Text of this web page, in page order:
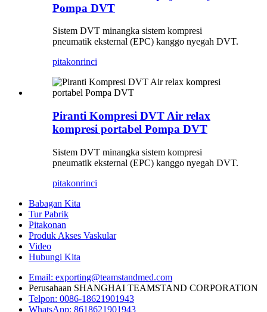
Pompa DVT
Sistem DVT minangka sistem kompresi
pneumatik eksternal (EPC) kanggo nyegah DVT.
pitakonrinci
Piranti Kompresi DVT Air relax
kompresi portabel Pompa DVT
Sistem DVT minangka sistem kompresi
pneumatik eksternal (EPC) kanggo nyegah DVT.
pitakonrinci
Babagan Kita
Tur Pabrik
Pitakonan
Produk Akses Vaskular
Video
Hubungi Kita
Email: exporting@teamstandmed.com
Perusahaan SHANGHAI TEAMSTAND CORPORATION
Telpon: 0086-18621901943
WhatsApp: 8618621901943